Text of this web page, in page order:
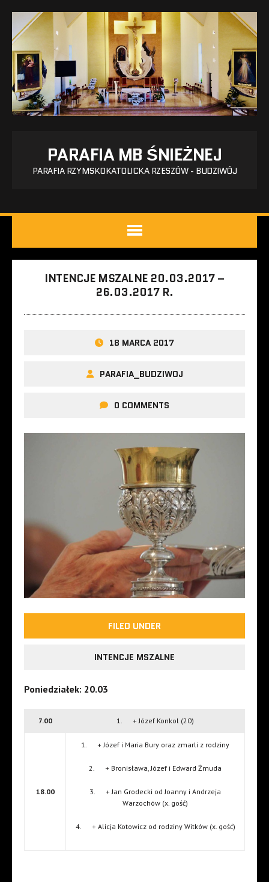
PARAFIA MB ŚNIEŻNEJ
PARAFIA RZYMSKOKATOLICKA RZESZÓW - BUDZIWÓJ
INTENCJE MSZALNE 20.03.2017 –
26.03.2017 R.
18 MARCA 2017
PARAFIA_BUDZIWOJ
0 COMMENTS
FILED UNDER
INTENCJE MSZALNE
Poniedziałek: 20.03
7.00 1. + Józef Konkol (20)
18.00
1. + Józef i Maria Bury oraz zmarli z rodziny
2. + Bronisława, Józef i Edward Żmuda
3. + Jan Grodecki od Joanny i Andrzeja
Warzochów (x. gość)
4. + Alicja Kotowicz od rodziny Witków (x. gość)